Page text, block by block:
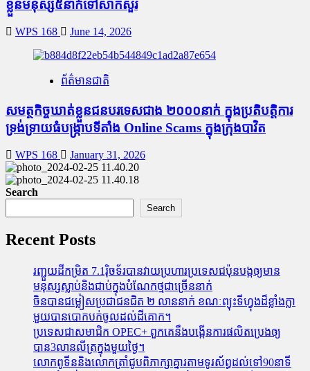
ខ្លួនមនុស្ស៥នាក់ទៅសាកសួរ
WPS 168 June 14, 2026
ព័ត៌មានជាតិ
សមត្ថកិច្ចឃាត់ខ្លួនជនបរទេសជាង ២០០០នាក់ ក្នុងប្រតិបត្តិការ
ទ្រង់​ទ្រាយ​ធំ​បង្ក្រាប​ទីតាំង Online Scams ក្នុងក្រុងបាវិត
WPS 168 January 31, 2026
Search
Search
Recent Posts
រញ្ជួយដីកម្រិត​ 7.1រ៉ិចទ័របានវាយប្រហារប្រទេសជប៉ុនបង្កឲ្យមាន
មនុស្សស្លាប់​និង​ជាប់ក្នុងបំណែកថ្មជាច្រើននាក់
ចិនបានជម្លៀសប្រជាជនជិត ២ លាននាក់ ខណៈព្យុះទីហ្វុងដ៏ខ្លាំងក្លា
មួយបានបោកបក់ចូលដល់ដីគោក។
ប្រទេសជាសមាជិក OPEC+​ ពួកគេនឹងបង្កើនការផលិតប្រេងឲ្យ
បាន3លានលីត្រក្នុងមួយថ្ងៃ។
លោកពូទីននិងលោកត្រាំជូបពិភាក្សាគ្នារតាមទូរស័ព្ធដល់ទៅ90នាទី